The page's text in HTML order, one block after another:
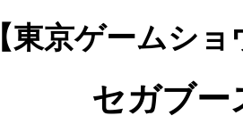
【東京ゲームシ
セガブー